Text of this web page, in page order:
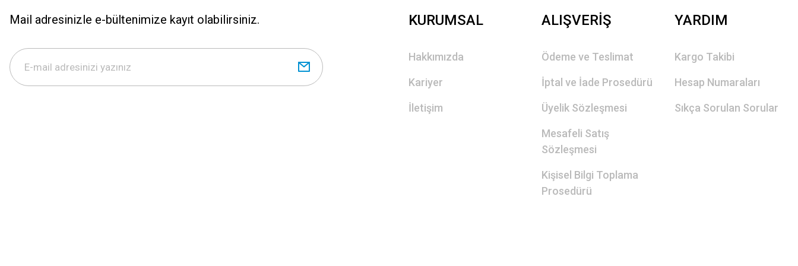
Mail adresinizle e-bültenimize kayıt olabilirsiniz. KURUMSAL
Hakkımızda
Kariyer
İletişim
ALIŞVERİŞ
Ödeme ve Teslimat
İptal ve İade Prosedürü
Üyelik Sözleşmesi
Mesafeli Satış
Sözleşmesi
Kişisel Bilgi Toplama
Prosedürü
YARDIM
Kargo Takibi
Hesap Numaraları
Sıkça Sorulan Sorular